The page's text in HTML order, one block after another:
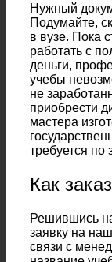
Нужный
Подумайте,
в вузе. Пока
работать с
деньги,
учебы
не
приобрести
мастера
требуется по
Как
Решившись
заявку на
связи с